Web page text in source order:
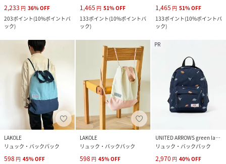
2,233 円 36%OFF
203ポイント(10%ポイントバ
ック)
1,465 円 51%OFF
133ポイント(10%ポイントバ
ック)
1,465 円 51%OFF
133ポイント(10%ポイントバ
ック)
LAKOLE
リュック・バックパック
598 円 45%OFF
LAKOLE
リュック・バックパック
598 円 45%OFF
PR
UNITED ARROWS green label relaxing
リュック・バックパック
2,970 円 40%OFF